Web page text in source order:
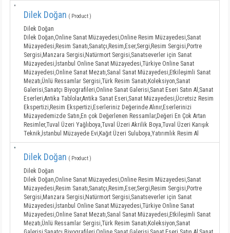
Dilek Doğan ( Product )
Dilek Doğan
Dilek Doğan,Online Sanat Müzayedesi,Online Resim Müzayedesi,Sanat
Müzayedesi,Resim Sanatı,Sanatçı,Resim,Eser,Sergi,Resim Sergisi,Portre
Sergisi,Manzara Sergisi,Natürmort Sergisi,Sanatseverler için Sanat
Müzayedesi,İstanbul Online Sanat Müzayedesi,Türkiye Online Sanat
Müzayedesi,Online Sanat Mezatı,Sanal Sanat Müzayedesi,Etkileşimli Sanat
Mezatı,Ünlü Ressamlar Sergisi,Türk Resim Sanatı,Koleksiyon,Sanat
Galerisi,Sanatçı Biyografileri,Online Sanat Galerisi,Sanat Eseri Satın Al,Sanat
Eserleri,Antika Tablolar,Antika Sanat Eseri,Sanat Müzayedesi,Ücretsiz Resim
Ekspertizi,Resim Ekspertizi,Eserleriniz Değerinde Alınır,Eserlerinizi
Müzayedemizde Satın,En çok Değerlenen Ressamlar,Değeri En Çok Artan
Resimler,Tuval Üzeri Yağlıboya,Tuval Üzeri Akrilik Boya,Tuval Üzeri Karışık
Teknik,İstanbul Müzayede Evi,Kağıt Üzeri Suluboya,Yatırımlık Resim Al
Dilek Doğan ( Product )
Dilek Doğan
Dilek Doğan,Online Sanat Müzayedesi,Online Resim Müzayedesi,Sanat
Müzayedesi,Resim Sanatı,Sanatçı,Resim,Eser,Sergi,Resim Sergisi,Portre
Sergisi,Manzara Sergisi,Natürmort Sergisi,Sanatseverler için Sanat
Müzayedesi,İstanbul Online Sanat Müzayedesi,Türkiye Online Sanat
Müzayedesi,Online Sanat Mezatı,Sanal Sanat Müzayedesi,Etkileşimli Sanat
Mezatı,Ünlü Ressamlar Sergisi,Türk Resim Sanatı,Koleksiyon,Sanat